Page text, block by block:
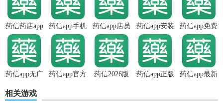
【药信app免费技巧】
1. 高效查询：通过关键词、药品名称或批准文号快速定位所
需药品信息。
一键分享给同事或朋友。
药信药店app
药信app手机
版
药信app店员
版
药信app安装 药信app免费
药信app无广
药信app官方
药信2026版 药信app正版
药信app最新
相关游戏